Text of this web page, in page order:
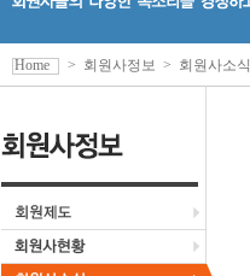
Home > 회원사정보 > 회원사소식